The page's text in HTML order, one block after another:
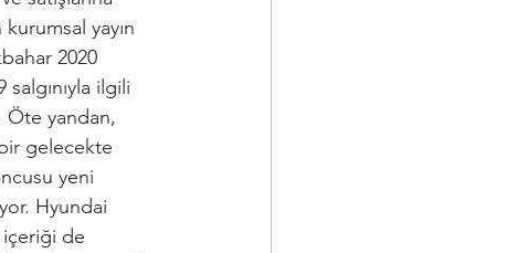
yayın
2020
ilgili
Öte yandan,
gelecekte
yeni
Hyundai
içeriği de